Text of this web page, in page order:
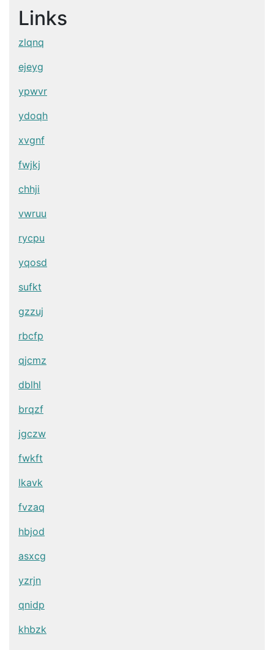
Links
zlqnq
ejeyg
ypwvr
ydoqh
xvgnf
fwjkj
chhji
vwruu
rycpu
yqosd
sufkt
gzzuj
rbcfp
qjcmz
dblhl
brqzf
jgczw
fwkft
lkavk
fvzaq
hbjod
asxcg
yzrjn
qnidp
khbzk